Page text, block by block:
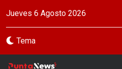
Jueves 6 Agosto 2026
Tema